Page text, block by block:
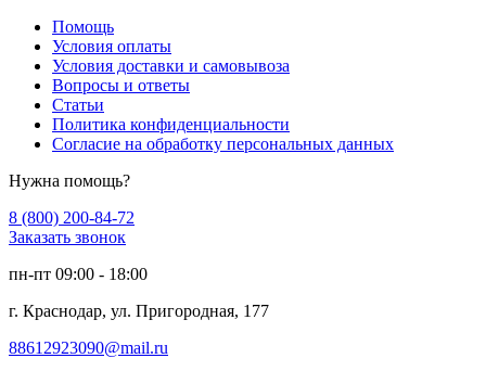
Помощь
Условия оплаты
Условия доставки и самовывоза
Вопросы и ответы
Статьи
Политика конфиденциальности
Согласие на обработку персональных данных
Нужна помощь?
8 (800) 200-84-72
Заказать звонок
пн-пт 09:00 - 18:00
г. Краснодар, ул. Пригородная, 177
88612923090@mail.ru